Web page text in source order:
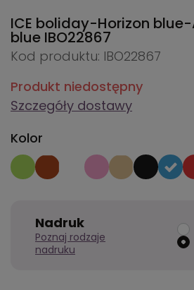
ICE boliday-Horizon
blue IBO22867
Kod produktu: IBO22867
Produkt niedostępny
Szczegóły dostawy
Kolor
Nadruk
Poznaj rodzaje
nadruku